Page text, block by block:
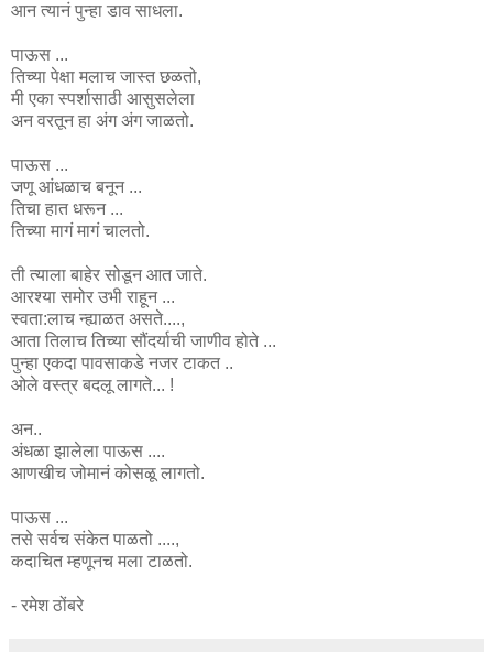
आन त्यानं पुन्हा डाव साधला.
पाऊस ...
तिच्या पेक्षा मलाच जास्त छळतो,
मी एका स्पर्शासाठी आसुसलेला
अन वरतून हा अंग अंग जाळतो.
पाऊस ...
जणू आंधळाच बनून ...
तिचा हात धरून ...
तिच्या मागं मागं चालतो.
ती त्याला बाहेर सोडून आत जाते.
आरश्या समोर उभी राहून ...
स्वता:लाच न्ह्याळत असते....,
आता तिलाच तिच्या सौंदर्याची जाणीव होते ...
पुन्हा एकदा पावसाकडे नजर टाकत ..
ओले वस्त्र बदलू लागते... !
अन..
अंधळा झालेला पाऊस ....
आणखीच जोमानं कोसळू लागतो.
पाऊस ...
तसे सर्वच संकेत पाळतो ....,
कदाचित म्हणूनच मला टाळतो.
- रमेश ठोंबरे